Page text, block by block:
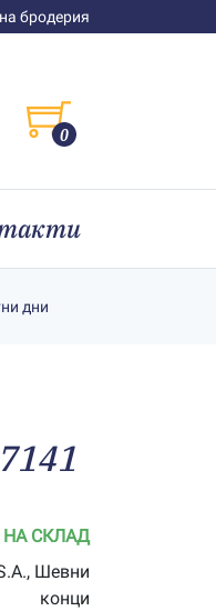
бродерия
0
дни
НА СКЛАД
Шевни
конци